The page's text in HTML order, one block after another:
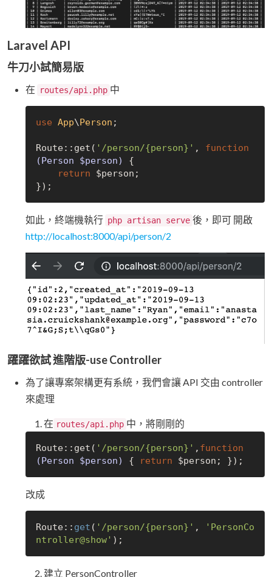
Laravel API
牛刀小試簡易版
在 routes/api.php 中
use App\Person ;
Route::get( '/person/{person}' , function
(Person $person)
{
return $person;
如此，終端機執行 php artisan serve 後，即可 開啟
http://localhost:8000/api/person/2
躍躍欲試 進階版-use Controller
為了讓專案架構更有系統，我們會讓 API 交由 controller
來處理
在 routes/api.php 中，將剛剛的
Route::get( '/person/{person}' , function
(Person $person)
{ return
改成
Route:: get ( '/person/{person}' ,
'PersonCo
ntroller@show'
建立 PersonController